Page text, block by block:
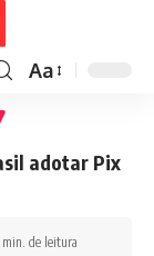
Aa
adotar Pix
min. de leitura